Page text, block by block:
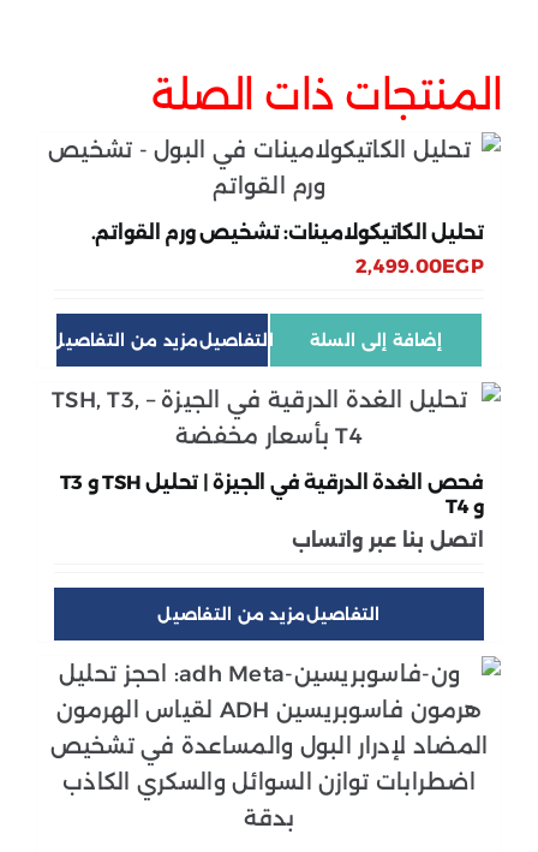
المنتجات ذات الصلة
تحليل الكاتيكولامينات: تشخيص ورم القواتم.
2,499.00EGP
إضافة إلى السلة التفاصيل
فحص الغدة الدرقية في الجيزة | تحليل TSH و T3
و T4
اتصل بنا عبر واتساب
التفاصيل